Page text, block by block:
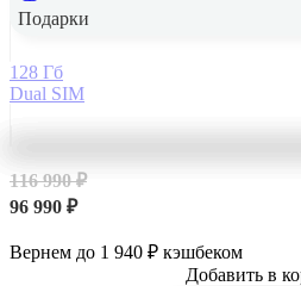
Подарки
128 Гб
Dual SIM
116 990 ₽
96 990 ₽
Вернем до 1 940 ₽ кэшбеком
Добавить в